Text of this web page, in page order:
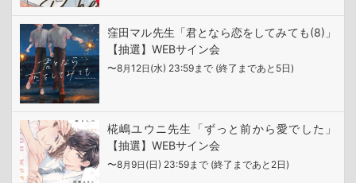
窪田マル先生「君となら恋をしてみても(8)」
【抽選】WEBサイン会
〜8月12日 (水) 23:59まで (終了まであと5日)
椛嶋ユウニ先生「ずっと前から愛でした」
【抽選】WEBサイン会
〜8月9日 (日) 23:59まで (終了まであと2日)